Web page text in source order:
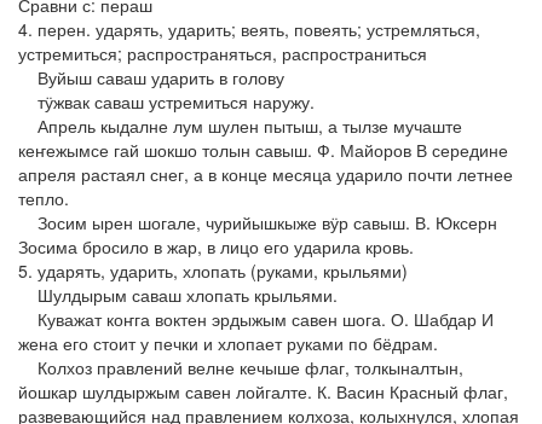
Сравни с: пераш
4. перен. ударять, ударить; веять, повеять; устремляться,
устремиться; распространяться, распространиться
Вуйыш саваш ударить в голову
тӱжвак саваш устремиться наружу.
Апрель кыдалне лум шулен пытыш, а тылзе мучаште
кеҥежымсе гай шокшо толын савыш. Ф. Майоров В середине
апреля растаял снег, а в конце месяца ударило почти летнее
тепло.
Зосим ырен шогале, чурийышкыже вӱр савыш. В. Юксерн
Зосима бросило в жар, в лицо его ударила кровь.
5. ударять, ударить, хлопать (руками, крыльями)
Шулдырым саваш хлопать крыльями.
Куважат коҥга воктен эрдыжым савен шога. О. Шабдар И
жена его стоит у печки и хлопает руками по бёдрам.
Колхоз правлений велне кечыше флаг, толкыналтын,
йошкар шулдыржым савен лойгалте. К. Васин Красный флаг,
развевающийся над правлением колхоза, колыхнулся, хлопая